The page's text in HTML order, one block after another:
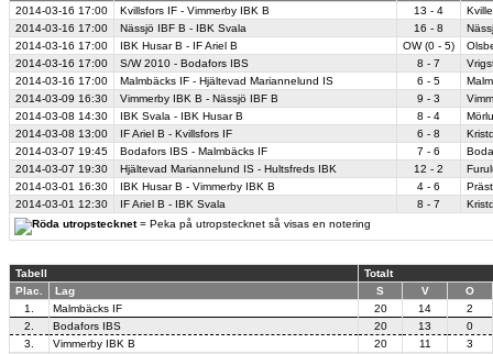
= Peka på utropstecknet så visas en notering
2014-03-16 17:00 Kvillsfors IF - Vimmerby IBK B 13 - 4
2014-03-16 17:00 Nässjö IBF B - IBK Svala 16 - 8
2014-03-16 17:00 IBK Husar B - IF Ariel B OW (0 - 5)
2014-03-16 17:00 S/W 2010 - Bodafors IBS 8 - 7
2014-03-16 17:00 Malmbäcks IF - Hjältevad Mariannelund IS 6 - 5
2014-03-09 16:30 Vimmerby IBK B - Nässjö IBF B 9 - 3
2014-03-08 14:30 IBK Svala - IBK Husar B 8 - 4
2014-03-08 13:00 IF Ariel B - Kvillsfors IF 6 - 8
2014-03-07 19:45 Bodafors IBS - Malmbäcks IF 7 - 6
2014-03-07 19:30 Hjältevad Mariannelund IS - Hultsfreds IBK 12 - 2
2014-03-01 16:30 IBK Husar B - Vimmerby IBK B 4 - 6
2014-03-01 12:30 IF Ariel B - IBK Svala 8 - 7
Tabell
Totalt
Plac.
Lag S V O
1. Malmbäcks IF 20 14
2
2.
Bodafors IBS 20 13
0
3.
Vimmerby IBK B 20 11
3